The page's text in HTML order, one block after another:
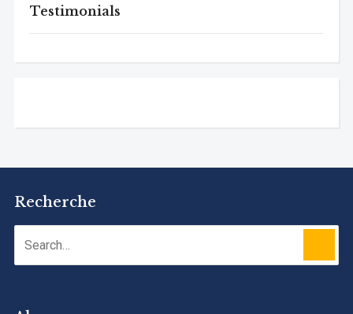
Testimonials
Recherche